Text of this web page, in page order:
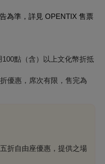
為準，詳見 OPENTIX 售票
點（含）以上文化幣折抵
優惠，席次有限，售完為
折自由座優惠，提供之場